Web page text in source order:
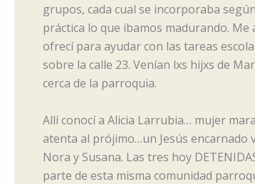
grupos, cada cual se incorporaba
práctica lo que íbamos madurando. Me
ofrecí para ayudar con las tareas
sobre la calle 23. Venían lxs hijxs de
cerca de la parroquia.
Allí conocí a Alicia Larrubia… mujer
atenta al prójimo…un Jesús encarnado
Nora y Susana. Las tres hoy
parte de esta misma comunidad